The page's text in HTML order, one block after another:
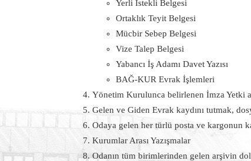
Yerli İstekli Belgesi
Ortaklık Teyit Belgesi
Mücbir Sebep Belgesi
Vize Talep Belgesi
Yabancı İş Adamı Davet Yazısı
BAĞ-KUR Evrak İşlemleri
Yönetim Kurulunca belirlenen İmza Yetki
Gelen ve Giden Evrak kaydını tutmak,
Odaya gelen her türlü posta ve kargonun
Kurumlar Arası Yazışmalar
Odanın tüm birimlerinden gelen arşivin